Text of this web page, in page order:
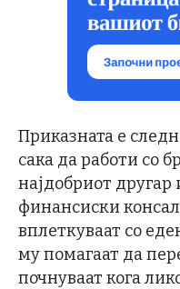
Приказната е
сака да работи со
најдобриот
финансиски
вплеткуваат со
му помагаат да
почнуваат кога